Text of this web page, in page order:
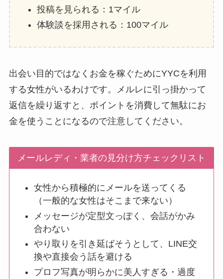
投稿を見られる：1マイル
体験談を採用される：100マイル
出会い目的ではなくお金を稼ぐためにYYCを利用
する女性がいるわけです。メルレに引っ掛かって
返信を繰り返すと、ポイントを消費して無駄にお
金を使うことになるので注意してください。
メールレディ・業者の見分け方チェックリスト
女性から積極的にメールを送ってくる
（一般的な女性はそこまで来ない）
メッセージが定型文っぽく、会話がかみ
合わない
やり取りを引き延ばそうとして、LINE交
換や直接会う話を避ける
プロフ写真が明らかに美人すぎる・過度